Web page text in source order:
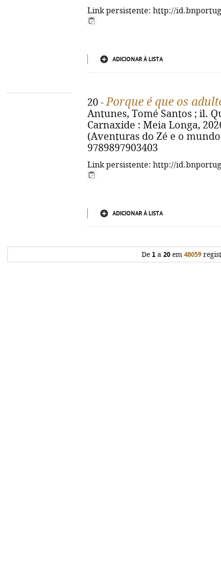
Link persistente: http://
ADICIONAR À LISTA
20 -Porque é que os
Antunes, Tomé Santos ; il.
Carnaxide : Meia Longa,
(Aventuras do Zé e o
9789897903403
Link persistente: http://
ADICIONAR À LISTA
De 1 a 20 em 48059